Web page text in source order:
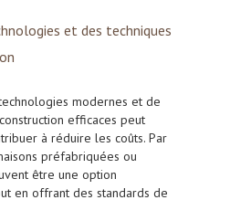
et des techniques
modernes et de
efficaces peut
à réduire les coûts. Par
préfabriquées ou
être une option
en offrant des standards de